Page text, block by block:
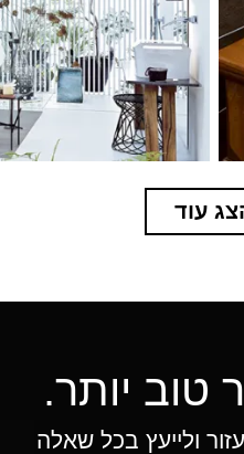
עוד
טוב יותר.
ולייעץ בכל שאלה